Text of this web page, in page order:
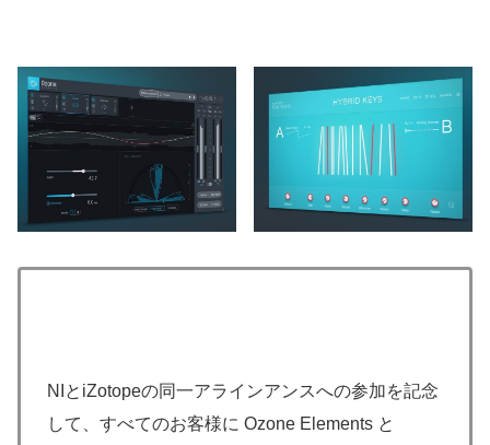
NIとiZotopeの同一アラインアンスへの参加を記念
して、すべてのお客様に Ozone Elements と